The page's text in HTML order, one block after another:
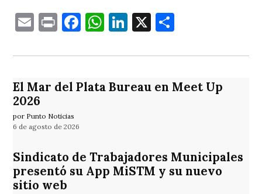
EmailPrintFacebook
WhatsApp
LinkedIn
X
El Mar del Plata Bureau en Meet Up
2026
por Punto Noticias
6 de agosto de 2026
Sindicato de Trabajadores Municipales
presentó su App MiSTM y su nuevo
sitio web